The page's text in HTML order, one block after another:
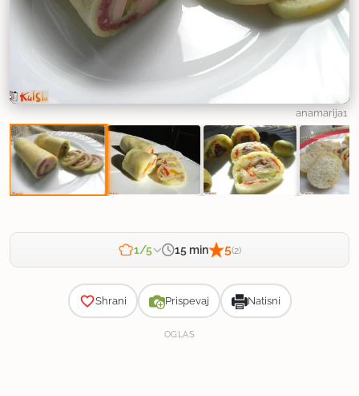
anamarija1
1/5 15 min 5(2)
Shrani Prispevaj Natisni
OGLAS